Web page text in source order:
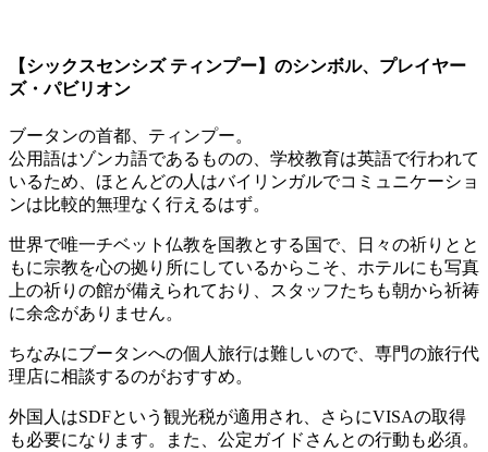
【シックスセンシズ ティンプー】のシンボル、プレイヤー
ズ・パビリオン
ブータンの首都、ティンプー。
公用語はゾンカ語であるものの、学校教育は英語で行われて
いるため、ほとんどの人はバイリンガルでコミュニケーショ
ンは比較的無理なく行えるはず。
世界で唯一チベット仏教を国教とする国で、日々の祈りとと
もに宗教を心の拠り所にしているからこそ、ホテルにも写真
上の祈りの館が備えられており、スタッフたちも朝から祈祷
に余念がありません。
ちなみにブータンへの個人旅行は難しいので、専門の旅行代
理店に相談するのがおすすめ。
外国人はSDFという観光税が適用され、さらにVISAの取得
も必要になります。また、公定ガイドさんとの行動も必須。